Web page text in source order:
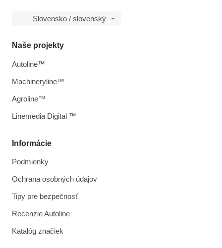
Slovensko / slovenský
Informácie
Podmienky
Ochrana osobných údajov
Tipy pre bezpečnosť
Recenzie Autoline
Katalóg značiek
Naše projekty
Autoline™
Machineryline™
Agroline™
Linemedia Digital ™